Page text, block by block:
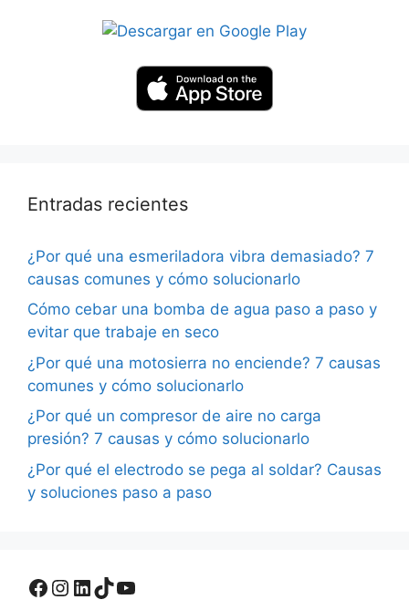
Entradas recientes
¿Por qué una esmeriladora vibra demasiado? 7
causas comunes y cómo solucionarlo
Cómo cebar una bomba de agua paso a paso y
evitar que trabaje en seco
¿Por qué una motosierra no enciende? 7 causas
comunes y cómo solucionarlo
¿Por qué un compresor de aire no carga
presión? 7 causas y cómo solucionarlo
¿Por qué el electrodo se pega al soldar? Causas
y soluciones paso a paso
Facebook
Instagram
LinkedIn
TikTok
YouTube